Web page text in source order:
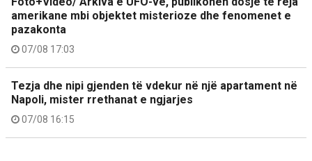
amerikane mbi objektet misterioze dhe fenomenet e
pazakonta
07/08 17:03
Tezja dhe nipi gjenden të vdekur në një apartament në
Napoli, mister rrethanat e ngjarjes
07/08 16:15